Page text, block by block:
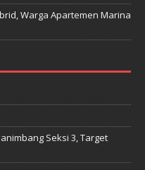
Warga Apartemen Marina
Seksi 3, Target